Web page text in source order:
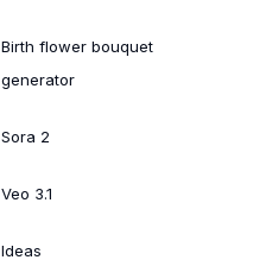
Birth flower bouquet
generator
Sora 2
Veo 3.1
Ideas